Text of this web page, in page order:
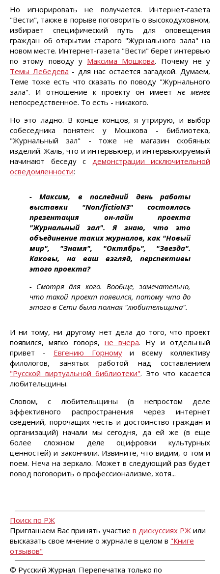
Но игнорировать не получается. Интернет-газета
"Вести", также в порыве поговорить о высокодуховном,
избирает специфический путь для оповещения
граждан об открытии старого "Журнального зала" на
новом месте. Интернет-газета "Вести" берет интервью
по этому поводу у Максима Мошкова. Почему не у
Темы Лебедева - для нас остается загадкой. Думаем,
Теме тоже есть что сказать по поводу "Журнального
зала". И отношение к проекту он имеет не менее
непосредственное. То есть - никакого.
Но это ладно. В конце концов, я утрирую, и выбор
собеседника понятен: у Мошкова - библиотека,
"Журнальный зал" - тоже не магазин скобяных
изделий. Жаль, что и интервьюер, и интервьюируемый
начинают беседу с демонстрации исключительной
осведомленности:
- Максим, в последний день работы
выставки "Non/fictioN3" состоялась
презентация он-лайн проекта
"Журнальный зал". Я знаю, что это
объединение таких журналов, как "Новый
мир", "Знамя", "Октябрь", "Звезда".
Каковы, на ваш взгляд, перспективы
этого проекта?
- Смотря для кого. Вообще, замечательно,
что такой проект появился, потому что до
этого в Сети была полная "любительщина".
И ни тому, ни другому нет дела до того, что проект
появился, мягко говоря, не вчера. Ну и отдельный
привет - Евгению Горномуи всему коллективу
филологов, занятых работой над составлением
"Русской виртуальной библиотеки". Это что касается
любительщины.
Словом, с любительщины (в непростом деле
эффективного распространения через интернет
сведений, порочащих честь и достоинство граждан и
организаций) начали мы сегодня, да ей же (в еще
более сложном деле оцифровки культурных
ценностей) и закончили. Извините, что видим, о том и
поем. Неча на зеркало. Может в следующий раз будет
повод поговорить о профессионализме, хотя...
Поиск по РЖ
Приглашаем Вас принять участие в дискуссиях РЖ или
высказать свое мнение о журнале в целом в "Книге
отзывов"
© Русский Журнал. Перепечатка только по